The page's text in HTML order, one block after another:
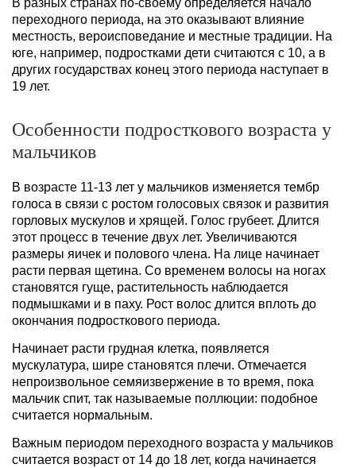
В разных странах по-своему определяется начало
переходного периода, на это оказывают влияние
местность, вероисповедание и местные традиции. На
юге, например, подростками дети считаются с 10, а в
других государствах конец этого периода наступает в
19 лет.
Особенности подросткового возраста у
мальчиков
В возрасте 11-13 лет у мальчиков изменяется тембр
голоса в связи с ростом голосовых связок и развития
горловых мускулов и хрящей. Голос грубеет. Длится
этот процесс в течение двух лет. Увеличиваются
размеры яичек и полового члена. На лице начинает
расти первая щетина. Со временем волосы на ногах
становятся гуще, растительность наблюдается
подмышками и в паху. Рост волос длится вплоть до
окончания подросткового периода.
Начинает расти грудная клетка, появляется
мускулатура, шире становятся плечи. Отмечается
непроизвольное семяизвержение в то время, пока
мальчик спит, так называемые поллюции: подобное
считается нормальным.
Важным периодом переходного возраста у мальчиков
считается возраст от 14 до 18 лет, когда начинается